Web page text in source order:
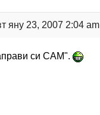
яну 23, 2007 2:04 am
си САМ".